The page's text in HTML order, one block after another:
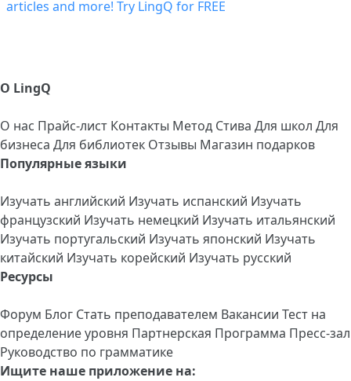
О LingQ
О нас Прайс-лист Контакты Метод Стива Для школ Для
бизнеса Для библиотек Отзывы Магазин подарков
Популярные языки
Изучать английский Изучать испанский Изучать
французский Изучать немецкий Изучать итальянский
Изучать португальский Изучать японский Изучать
китайский Изучать корейский Изучать русский
Ресурсы
Форум Блог Стать преподавателем Вакансии Тест на
определение уровня Партнерская Программа Пресс-зал
Руководство по грамматике
Ищите наше приложение на: